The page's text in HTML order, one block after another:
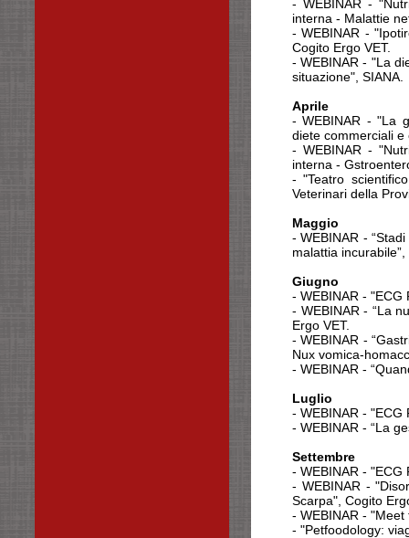
- WEBINAR -
interna - Malattie
- WEBINAR -
Cogito Ergo VET.
- WEBINAR - "La
situazione", SIANA.
Aprile
- WEBINAR - "La
diete commerciali e
- WEBINAR -
interna -
- "Teatro
Veterinari della
Maggio
- WEBINAR -
malattia
Giugno
- WEBINAR - "ECG
- WEBINAR - “La
Ergo VET.
- WEBINAR -
Nux vomica-
- WEBINAR -
Luglio
- WEBINAR - "ECG
- WEBINAR - “La
Settembre
- WEBINAR - "ECG
- WEBINAR -
Scarpa", Cogito
- WEBINAR -
- "Petfoodology: